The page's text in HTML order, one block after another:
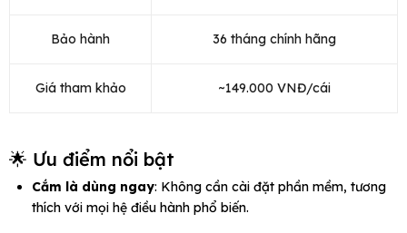
Bảo hành 36 tháng chính hãng
Giá tham khảo ~149.000 VNĐ/cái
🌟 Ưu điểm nổi bật
Cắm là dùng ngay: Không cần cài đặt phần mềm, tương
thích với mọi hệ điều hành phổ biến.